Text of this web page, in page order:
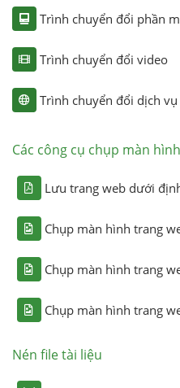
Trình chuyển đổi phần
Trình chuyển đổi video
Trình chuyển đổi dịch
Các công cụ chụp màn
Lưu trang web dưới
Chụp màn hình trang
Chụp màn hình trang
Chụp màn hình trang
Nén file tài liệu